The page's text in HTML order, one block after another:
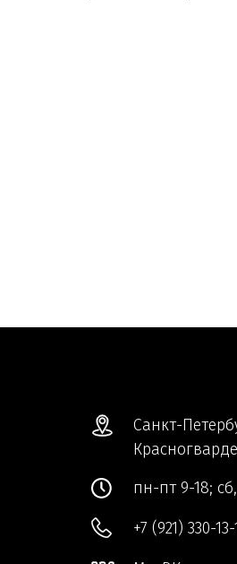
Санкт-
пн-пт 9-18;
+7 (921) 330-13-